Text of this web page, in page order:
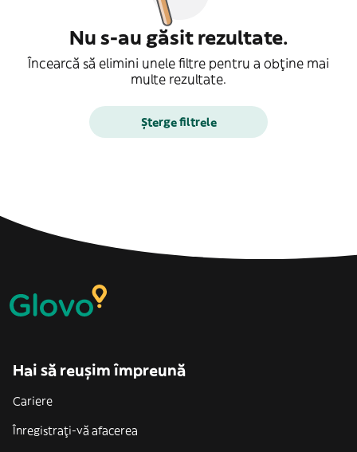
Nu s-au găsit rezultate.
Încearcă să elimini unele filtre pentru a obține mai
multe rezultate.
Șterge filtrele
Hai să reușim împreună
Cariere
Înregistrați-vă afacerea